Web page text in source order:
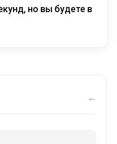
но вы будете в